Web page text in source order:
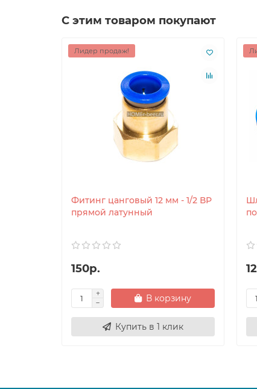
С этим товаром покупают
Лидер продаж!
Фитинг цанговый 12 мм - 1/2 ВР
прямой латунный
150р.
В корзину
Купить в 1 клик